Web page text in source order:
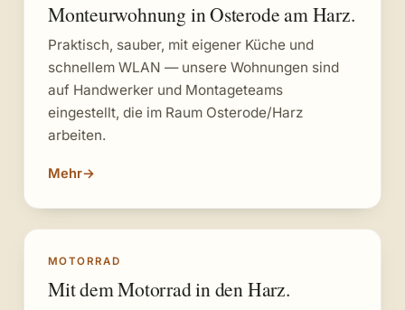
Monteurwohnung in Osterode am Harz.
Praktisch, sauber, mit eigener Küche und
schnellem WLAN — unsere Wohnungen sind
auf Handwerker und Montageteams
eingestellt, die im Raum Osterode/Harz
arbeiten.
Mehr→
MOTORRAD
Mit dem Motorrad in den Harz.